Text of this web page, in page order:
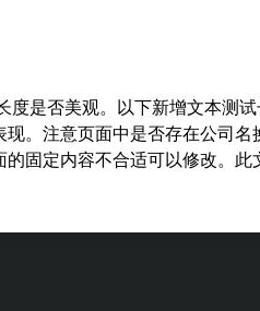
度是否美观。以下新增文本测
。注意页面中是否存在公司名
固定内容不合适可以修改。此